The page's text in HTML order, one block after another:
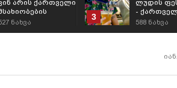
არის ქართველი
დიზაინერი
ნახვა
3
ლუდის
-
588 ნახვა